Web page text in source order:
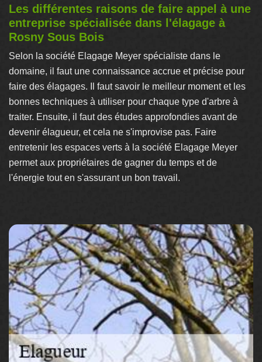
Les différentes raisons de faire appel à une
entreprise spécialisée dans l'élagage à
Rosny Sous Bois
Selon la société Elagage Meyer spécialiste dans le
domaine, il faut une connaissance accrue et précise pour
faire des élagages. Il faut savoir le meilleur moment et les
bonnes techniques à utiliser pour chaque type d'arbre à
traiter. Ensuite, il faut des études approfondies avant de
devenir élagueur, et cela ne s'improvise pas. Faire
entretenir les espaces verts à la société Elagage Meyer
permet aux propriétaires de gagner du temps et de
l'énergie tout en s'assurant un bon travail.